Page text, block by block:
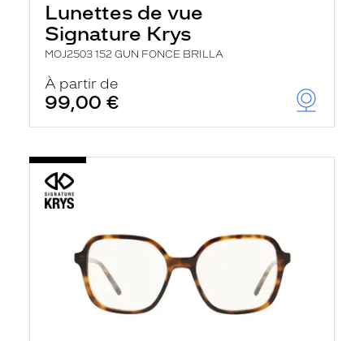
Lunettes de vue
Signature Krys
MOJ2503 152 GUN FONCE BRILLA
À partir de
99,00 €